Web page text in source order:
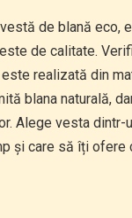
de blană eco,
de calitate.
realizată din
blana naturală,
Alege vesta dintr-
și care să îți ofere